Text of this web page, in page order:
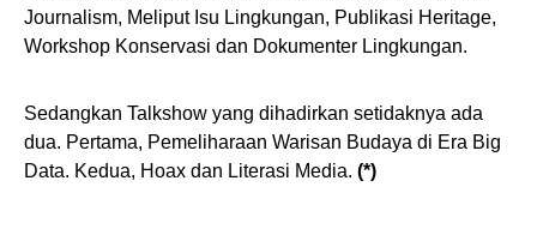
Journalism, Meliput Isu Lingkungan, Publikasi Heritage,
Workshop Konservasi dan Dokumenter Lingkungan.
Sedangkan Talkshow yang dihadirkan setidaknya ada
dua. Pertama, Pemeliharaan Warisan Budaya di Era Big
Data. Kedua, Hoax dan Literasi Media. (*)